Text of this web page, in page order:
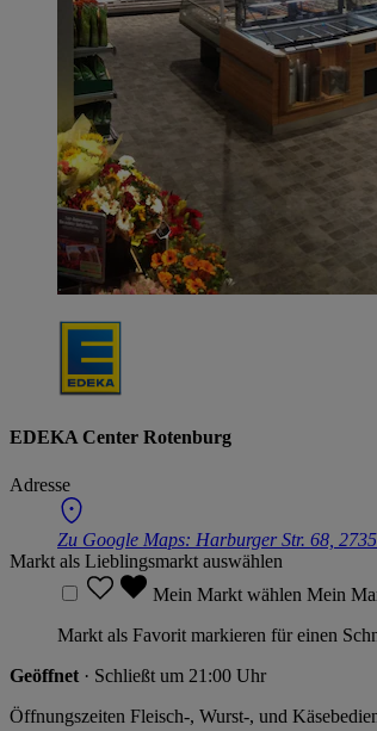
EDEKA Center Rotenburg
Adresse
Zu Google Maps: Harburger Str. 68,
Markt als Lieblingsmarkt auswählen
Mein Markt wählen Mein
Markt als Favorit markieren für einen
Geöffnet · Schließt um 21:00 Uhr
Öffnungszeiten Fleisch-, Wurst-, und